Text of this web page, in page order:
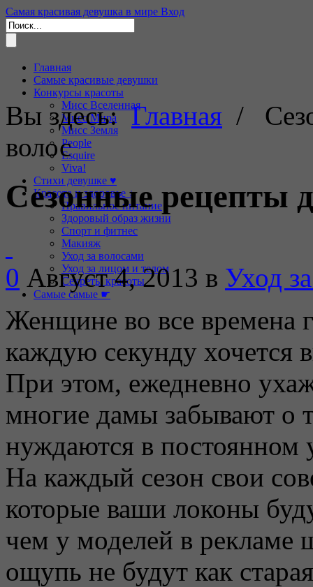
Самая красивая девушка в мире Вход
Главная
Самые красивые девушки
Конкурсы красоты
Мисс Вселенная
Мисс Мира
Мисс Земля
People
Esquire
Viva!
Стихи девушке ♥
Красота и здоровье ↓
Правильное питание
Здоровый образ жизни
Спорт и фитнес
Макияж
Уход за волосами
Уход за лицом и телом
Секреты красоты
Самые самые ☛
Вы здесь:Главная /
волос
Сезонные рецепты
0 Август 4, 2013 в Уход
Женщине во все времена
каждую секунду хочется
При этом, ежедневно
многие дамы забывают о
нуждаются в постоянном
На каждый сезон свои
которые ваши локоны
чем у моделей в
ощупь не будут как